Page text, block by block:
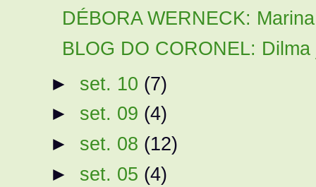
DÉBORA WERNECK:
BLOG DO CORONEL: Dilma
► set. 10 (7)
► set. 09 (4)
► set. 08 (12)
► set. 05 (4)